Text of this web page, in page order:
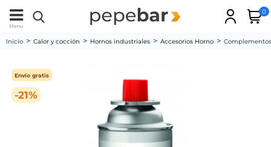
Menu
0
Inicio Calor y cocción Hornos industriales Accesorios Horno
-21%
Envío gratis